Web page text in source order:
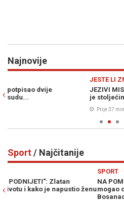
Najnovije
JEZIVI MISTERIJ: Zašto je
je stoljećima suvereno vladao...
Sport/ Najčitanije
NA POMOLU JE SENZACIONALAN
mogao ostati bez unosnog posla,